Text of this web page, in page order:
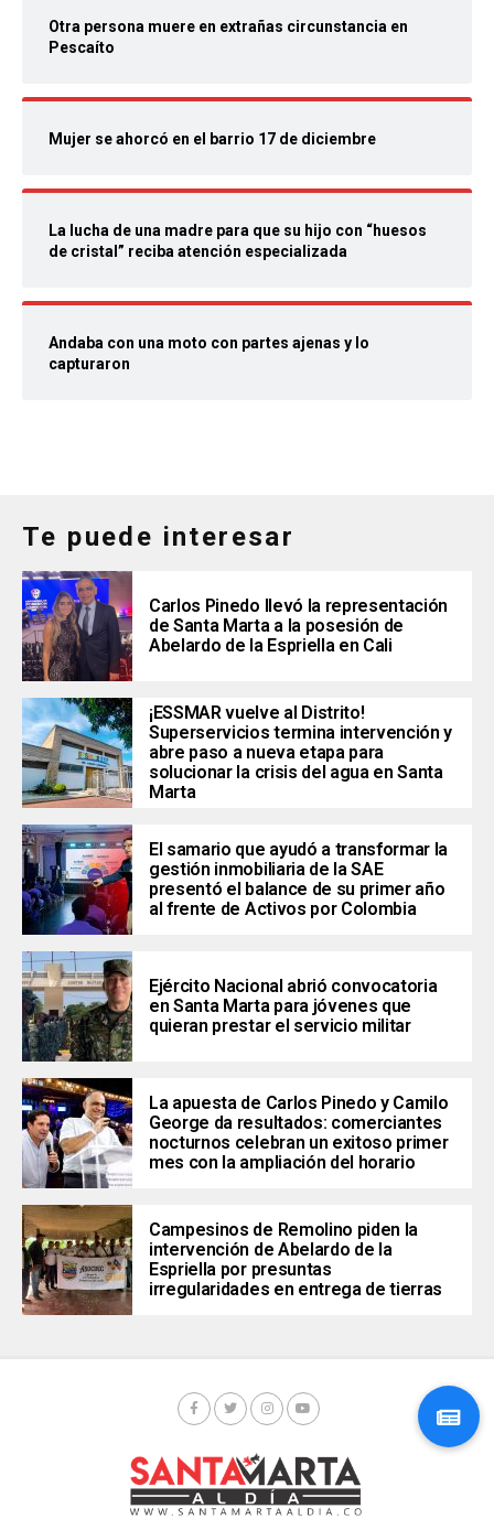
Otra persona muere en extrañas circunstancia en
Pescaíto
Mujer se ahorcó en el barrio 17 de diciembre
La lucha de una madre para que su hijo con “huesos
de cristal” reciba atención especializada
Andaba con una moto con partes ajenas y lo
capturaron
Te puede interesar
Carlos Pinedo llevó la representación
de Santa Marta a la posesión de
Abelardo de la Espriella en Cali
¡ESSMAR vuelve al Distrito!
Superservicios termina intervención y
abre paso a nueva etapa para
solucionar la crisis del agua en Santa
Marta
El samario que ayudó a transformar la
gestión inmobiliaria de la SAE
presentó el balance de su primer año
al frente de Activos por Colombia
Ejército Nacional abrió convocatoria
en Santa Marta para jóvenes que
quieran prestar el servicio militar
La apuesta de Carlos Pinedo y Camilo
George da resultados: comerciantes
nocturnos celebran un exitoso primer
mes con la ampliación del horario
Campesinos de Remolino piden la
intervención de Abelardo de la
Espriella por presuntas
irregularidades en entrega de tierras